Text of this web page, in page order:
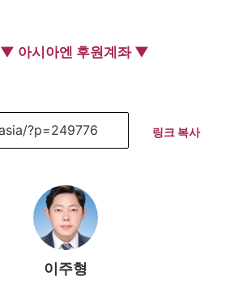
▼ 아시아엔 후원계좌 ▼
링크 복사
이주형